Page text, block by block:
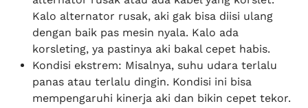
Kalo alternator rusak, aki gak bisa diisi ulang
dengan baik pas mesin nyala. Kalo ada
korsleting, ya pastinya aki bakal cepet habis.
Kondisi ekstrem: Misalnya, suhu udara terlalu
panas atau terlalu dingin. Kondisi ini bisa
mempengaruhi kinerja aki dan bikin cepet tekor.